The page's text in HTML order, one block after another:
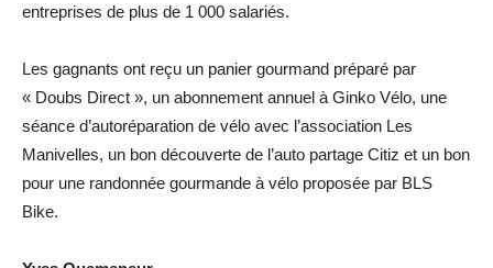
entreprises de plus de 1 000 salariés.
Les gagnants ont reçu un panier gourmand préparé par
« Doubs Direct », un abonnement annuel à Ginko Vélo, une
séance d’autoréparation de vélo avec l’association Les
Manivelles, un bon découverte de l’auto partage Citiz et un bon
pour une randonnée gourmande à vélo proposée par BLS
Bike.